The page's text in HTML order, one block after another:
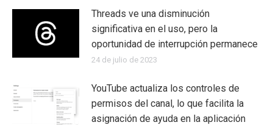
Threads ve una disminución
significativa en el uso, pero la
oportunidad de interrupción permanece
24 de julio de 2023
YouTube actualiza los controles de
permisos del canal, lo que facilita la
asignación de ayuda en la aplicación